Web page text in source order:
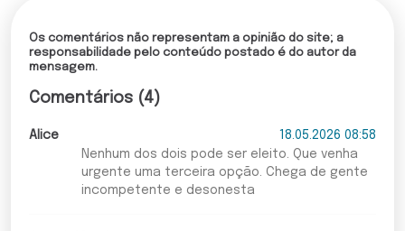
Os comentários não representam a opinião do site; a
responsabilidade pelo conteúdo postado é do autor da
mensagem.
Comentários (4)
Alice
18.05.2026 08:58
Nenhum dos dois pode ser eleito. Que venha
urgente uma terceira opção. Chega de gente
incompetente e desonesta